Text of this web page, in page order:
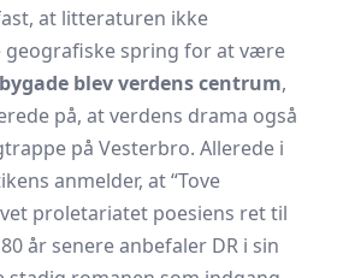
at litteraturen ikke
geografiske spring for at være
blev verdens centrum,
på, at verdens drama også
på Vesterbro. Allerede i
anmelder, at “Tove
proletariatet poesiens ret til
år senere anbefaler DR i sin